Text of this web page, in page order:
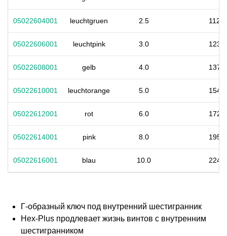
05022604001 leuchtgruen 2.5 112
05022606001 leuchtpink 3.0 123
05022608001 gelb 4.0 137
05022610001 leuchtorange 5.0 154
05022612001 rot 6.0 172
05022614001 pink 8.0 195
05022616001 blau 10.0 224
Г-образный ключ под внутренний шестигранник
Hex-Plus продлевает жизнь винтов с внутренним
шестигранником